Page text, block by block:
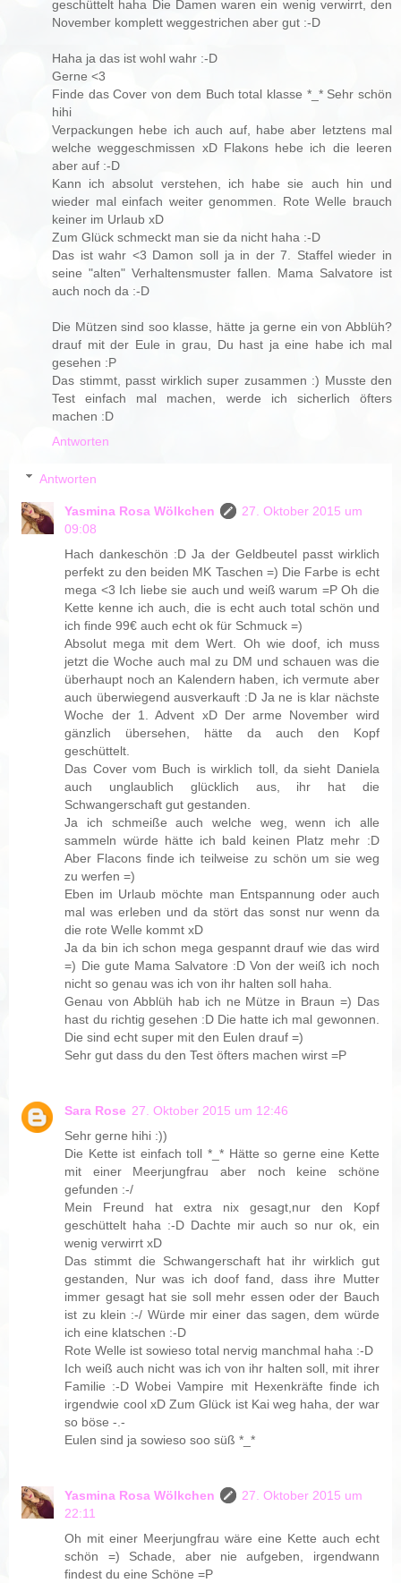
geschüttelt haha Die Damen waren ein wenig verwirrt, den
November komplett weggestrichen aber gut :-D
Haha ja das ist wohl wahr :-D
Gerne <3
Finde das Cover von dem Buch total klasse *_* Sehr schön
hihi
Verpackungen hebe ich auch auf, habe aber letztens mal
welche weggeschmissen xD Flakons hebe ich die leeren
aber auf :-D
Kann ich absolut verstehen, ich habe sie auch hin und
wieder mal einfach weiter genommen. Rote Welle brauch
keiner im Urlaub xD
Zum Glück schmeckt man sie da nicht haha :-D
Das ist wahr <3 Damon soll ja in der 7. Staffel wieder in
seine "alten" Verhaltensmuster fallen. Mama Salvatore ist
auch noch da :-D
Die Mützen sind soo klasse, hätte ja gerne ein von Abblüh?
drauf mit der Eule in grau, Du hast ja eine habe ich mal
gesehen :P
Das stimmt, passt wirklich super zusammen :) Musste den
Test einfach mal machen, werde ich sicherlich öfters
machen :D
Antworten
Antworten
Yasmina Rosa Wölkchen
27. Oktober 2015 um
09:08
Hach dankeschön :D Ja der Geldbeutel passt wirklich
perfekt zu den beiden MK Taschen =) Die Farbe is echt
mega <3 Ich liebe sie auch und weiß warum =P Oh die
Kette kenne ich auch, die is echt auch total schön und
ich finde 99€ auch echt ok für Schmuck =)
Absolut mega mit dem Wert. Oh wie doof, ich muss
jetzt die Woche auch mal zu DM und schauen was die
überhaupt noch an Kalendern haben, ich vermute aber
auch überwiegend ausverkauft :D Ja ne is klar nächste
Woche der 1. Advent xD Der arme November wird
gänzlich übersehen, hätte da auch den Kopf
geschüttelt.
Das Cover vom Buch is wirklich toll, da sieht Daniela
auch unglaublich glücklich aus, ihr hat die
Schwangerschaft gut gestanden.
Ja ich schmeiße auch welche weg, wenn ich alle
sammeln würde hätte ich bald keinen Platz mehr :D
Aber Flacons finde ich teilweise zu schön um sie weg
zu werfen =)
Eben im Urlaub möchte man Entspannung oder auch
mal was erleben und da stört das sonst nur wenn da
die rote Welle kommt xD
Ja da bin ich schon mega gespannt drauf wie das wird
=) Die gute Mama Salvatore :D Von der weiß ich noch
nicht so genau was ich von ihr halten soll haha.
Genau von Abblüh hab ich ne Mütze in Braun =) Das
hast du richtig gesehen :D Die hatte ich mal gewonnen.
Die sind echt super mit den Eulen drauf =)
Sehr gut dass du den Test öfters machen wirst =P
Sara Rose 27. Oktober 2015 um 12:46
Sehr gerne hihi :))
Die Kette ist einfach toll *_* Hätte so gerne eine Kette
mit einer Meerjungfrau aber noch keine schöne
gefunden :-/
Mein Freund hat extra nix gesagt,nur den Kopf
geschüttelt haha :-D Dachte mir auch so nur ok, ein
wenig verwirrt xD
Das stimmt die Schwangerschaft hat ihr wirklich gut
gestanden, Nur was ich doof fand, dass ihre Mutter
immer gesagt hat sie soll mehr essen oder der Bauch
ist zu klein :-/ Würde mir einer das sagen, dem würde
ich eine klatschen :-D
Rote Welle ist sowieso total nervig manchmal haha :-D
Ich weiß auch nicht was ich von ihr halten soll, mit ihrer
Familie :-D Wobei Vampire mit Hexenkräfte finde ich
irgendwie cool xD Zum Glück ist Kai weg haha, der war
so böse -.-
Eulen sind ja sowieso soo süß *_*
Yasmina Rosa Wölkchen
27. Oktober 2015 um
22:11
Oh mit einer Meerjungfrau wäre eine Kette auch echt
schön =) Schade, aber nie aufgeben, irgendwann
findest du eine Schöne =P